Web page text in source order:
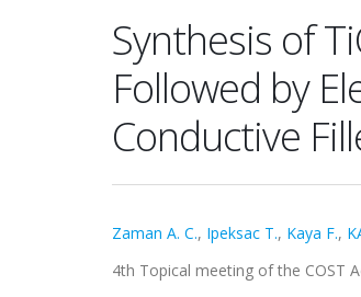
Synthesis of
Followed by
Conductive
Zaman A. C., Ipeksac T., Kaya F.,
4th Topical meeting of the COST